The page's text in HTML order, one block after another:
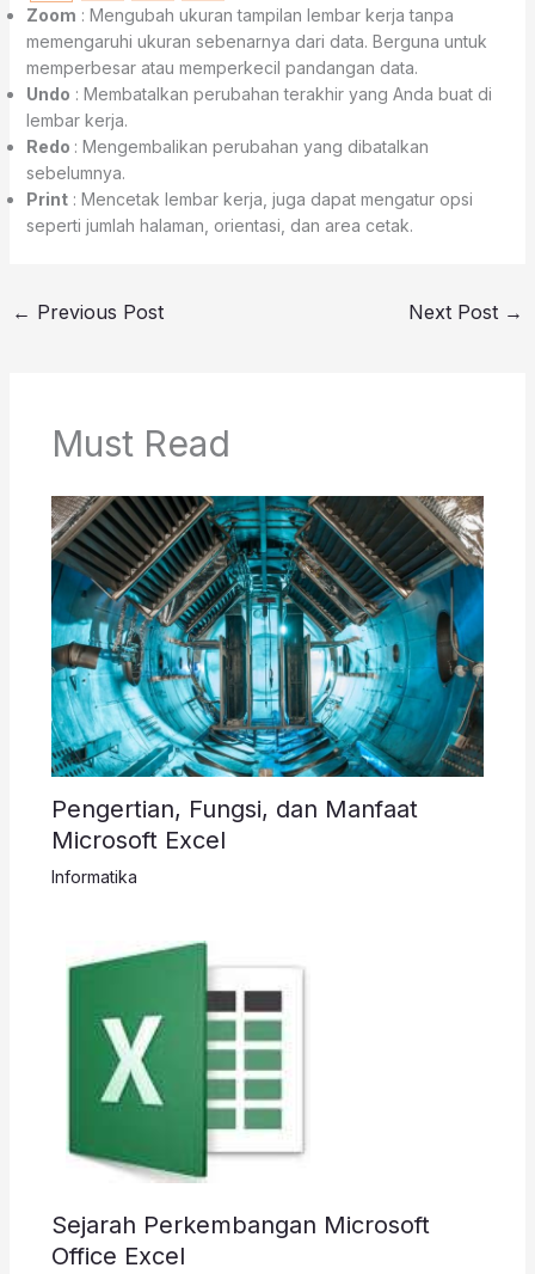
Zoom : Mengubah ukuran tampilan lembar kerja tanpa
memengaruhi ukuran sebenarnya dari data. Berguna untuk
memperbesar atau memperkecil pandangan data.
Undo : Membatalkan perubahan terakhir yang Anda buat di
lembar kerja.
Redo : Mengembalikan perubahan yang dibatalkan
sebelumnya.
Print: Mencetak lembar kerja, juga dapat mengatur opsi
seperti jumlah halaman, orientasi, dan area cetak.
← Previous Post Next Post →
Must Read
Pengertian, Fungsi, dan Manfaat
Microsoft Excel
Informatika
Sejarah Perkembangan Microsoft
Office Excel